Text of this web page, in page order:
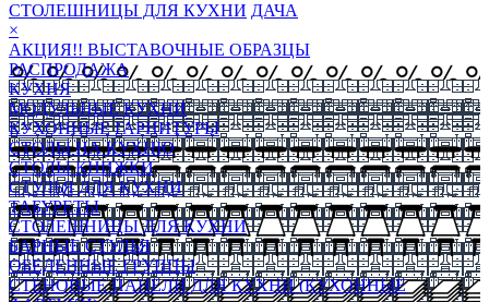
СТОЛЕШНИЦЫ ДЛЯ КУХНИ ДАЧА
×
АКЦИЯ!! ВЫСТАВОЧНЫЕ ОБРАЗЦЫ
РАСПРОДАЖА
КУХНЯ
МОДУЛЬНЫЕ КУХНИ
КУХОННЫЕ ГАРНИТУРЫ
СТОЛЫ НА КУХНЮ
СТОЛЫ КНИЖКИ
СТУЛЬЯ ДЛЯ КУХНИ
ТАБУРЕТЫ
СТОЛЕШНИЦЫ ДЛЯ КУХНИ
БАРНЫЕ СТУЛЬЯ
ОБЕДЕННЫЕ ГРУППЫ
СТЕНОВЫЕ ПАНЕЛИ ДЛЯ КУХНИ (КУХОННЫЕ